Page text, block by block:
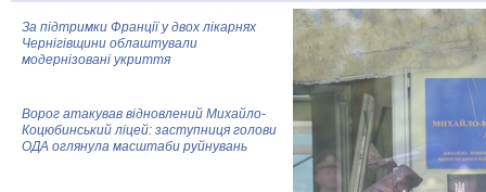
За підтримки Франції у двох лікарнях
Чернігівщини облаштували
модернізовані укриття
Ворог атакував відновлений Михайло-
Коцюбинський ліцей: заступниця голови
ОДА оглянула масштаби руйнувань